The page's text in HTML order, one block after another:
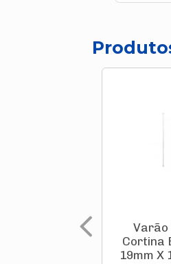
Varão
Cortina
19mm X